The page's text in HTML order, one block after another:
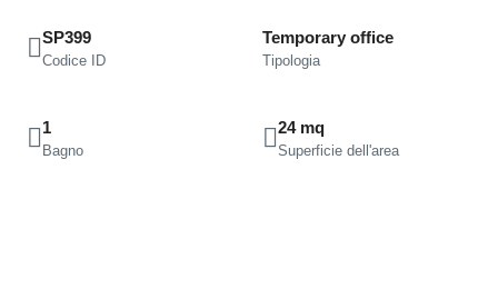
SP399
Codice ID
Temporary office
Tipologia
1
Bagno
24 mq
Superficie dell'area